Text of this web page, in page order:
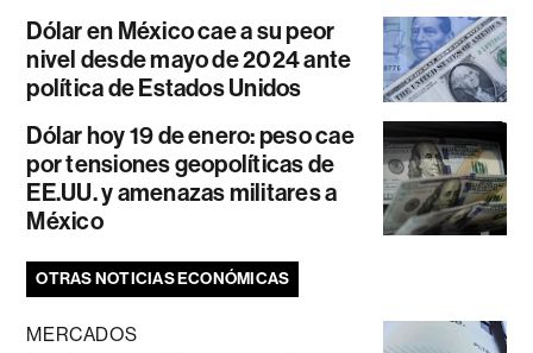
Dólar en México cae a su peor
nivel desde mayo de 2024 ante
política de Estados Unidos
Dólar hoy 19 de enero: peso cae
por tensiones geopolíticas de
EE.UU. y amenazas militares a
México
OTRAS NOTICIAS ECONÓMICAS
MERCADOS